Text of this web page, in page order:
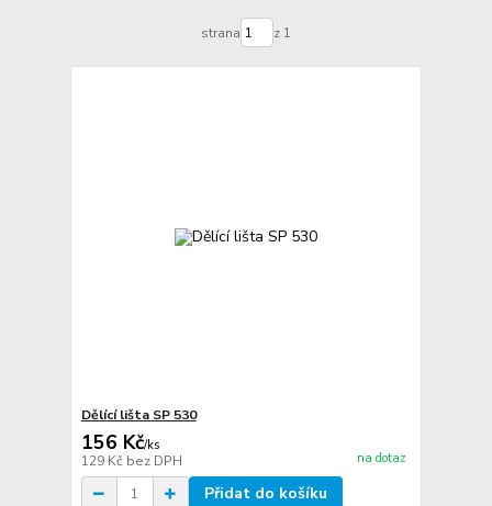
strana z 1
Dělící lišta SP 530
156 Kč/ks
129 Kč bez DPH na dotaz
Přidat do košíku